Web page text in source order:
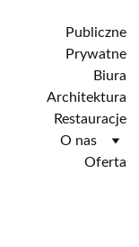
Publiczne
Prywatne
Biura
Architektura
Restauracje
O nas
Oferta